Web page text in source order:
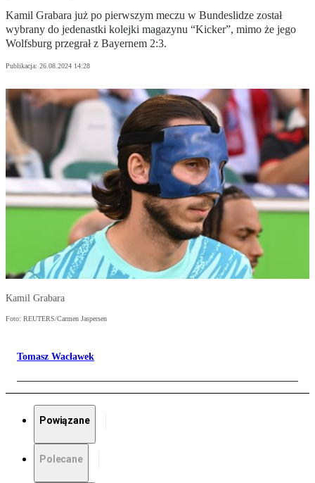
Kamil Grabara już po pierwszym meczu w Bundeslidze został
wybrany do jedenastki kolejki magazynu “Kicker”, mimo że jego
Wolfsburg przegrał z Bayernem 2:3.
Publikacja: 26.08.2024 14:28
Kamil Grabara
Foto: REUTERS/Carmen Jaspersen
Tomasz Wacławek
Powiązane
Polecane